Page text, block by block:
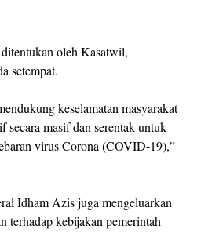
oleh Kasatwil,
setempat.
keselamatan masyarakat
secara masif dan serentak untuk
virus Corona (COVID-19),”
Idham Azis juga mengeluarkan
terhadap kebijakan pemerintah